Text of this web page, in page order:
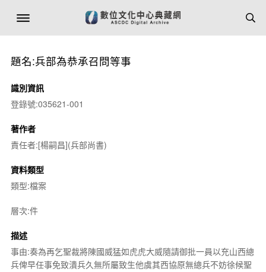
題名:兵部為恭承召問等事
識別資訊
登錄號:035621-001
著作者
責任者:[楊嗣昌](兵部尚書)
資料類型
類型:檔案
層次:件
描述
事由:奏為再乞聖裁將陳國威猛如虎虎大威隨請御批一員以充山西總
兵俾早任事免致潰兵久無所屬致生他虞其西協原無總兵不妨徐候聖